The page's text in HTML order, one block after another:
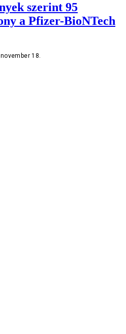
szerint 95
a Pfizer-BioNTech
18.